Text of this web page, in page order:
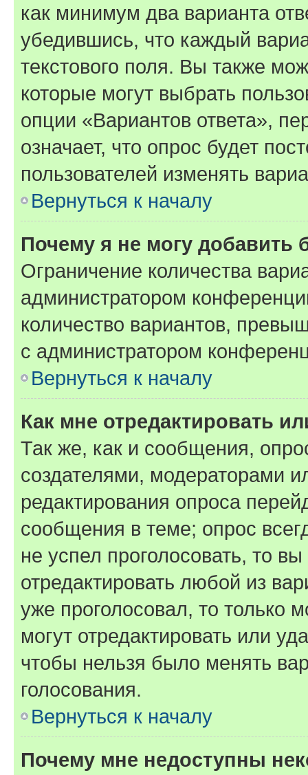
как минимум два варианта
убедившись, что каждый
текстового поля. Вы также
которые могут выбрать
опции «Вариантов ответа»,
означает, что опрос будет
пользователей изменять
Вернуться к началу
Почему я не могу добавить
Ограничение количества
администратором
количество вариантов,
с администратором
Вернуться к началу
Как мне отредактировать
Так же, как и сообщения,
создателями, модераторами
редактирования опроса
сообщения в теме; опрос
не успел проголосовать, то
отредактировать любой из
уже проголосовал, то только
могут отредактировать или
чтобы нельзя было менять
голосования.
Вернуться к началу
Почему мне недоступны